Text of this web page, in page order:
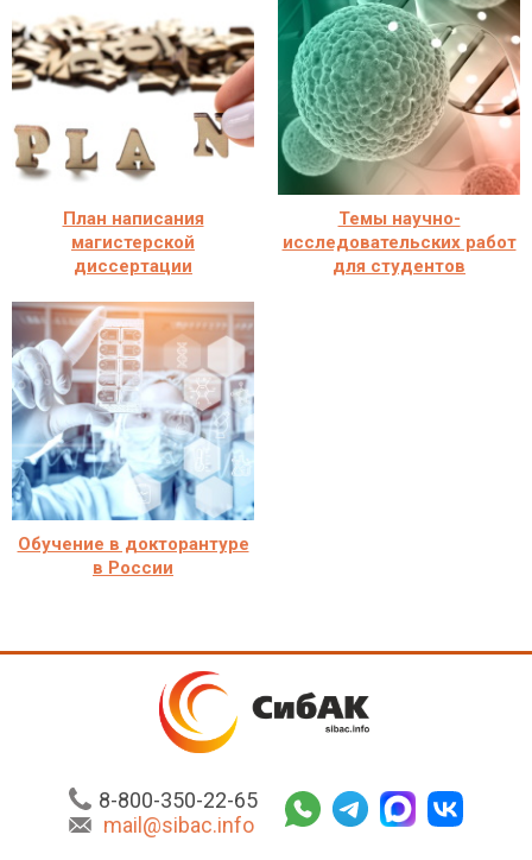
План написания
магистерской
диссертации
Темы научно-
исследовательских работ
для студентов
Обучение в докторантуре
в России
8-800-350-22-65
mail@sibac.info